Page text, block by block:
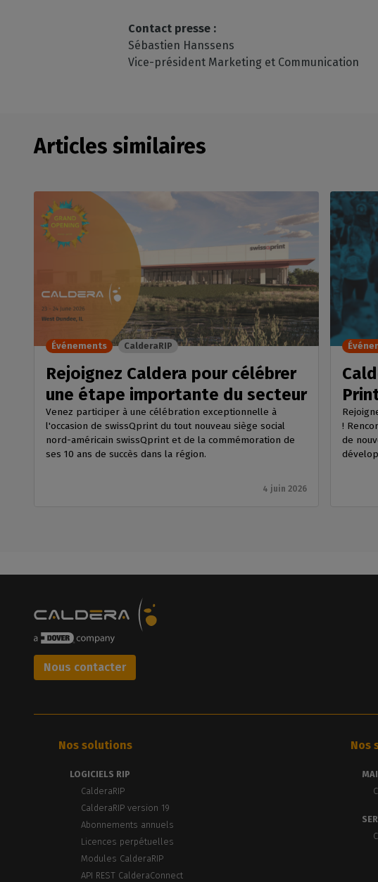
Contact presse :
Sébastien Hanssens
Vice-président Marketing et Communication
Articles similaires
Rejoignez Caldera pour célébrer
une étape importante du secteur
Venez participer à une célébration exceptionnelle à
l'occasion de swissQprint du tout nouveau siège social
nord-américain swissQprint et de la commémoration de
ses 10 ans de succès dans la région.
4 juin 2026
Événements CalderaRIP
!
de
Nous contacter
Nos solutions
LOGICIELS RIP
CalderaRIP
CalderaRIP version 19
Abonnements annuels
Licences perpétuelles
Modules CalderaRIP
API REST CalderaConnect
Nos